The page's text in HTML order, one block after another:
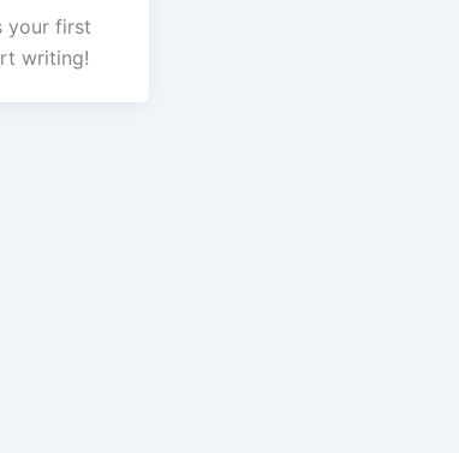
your first
writing!